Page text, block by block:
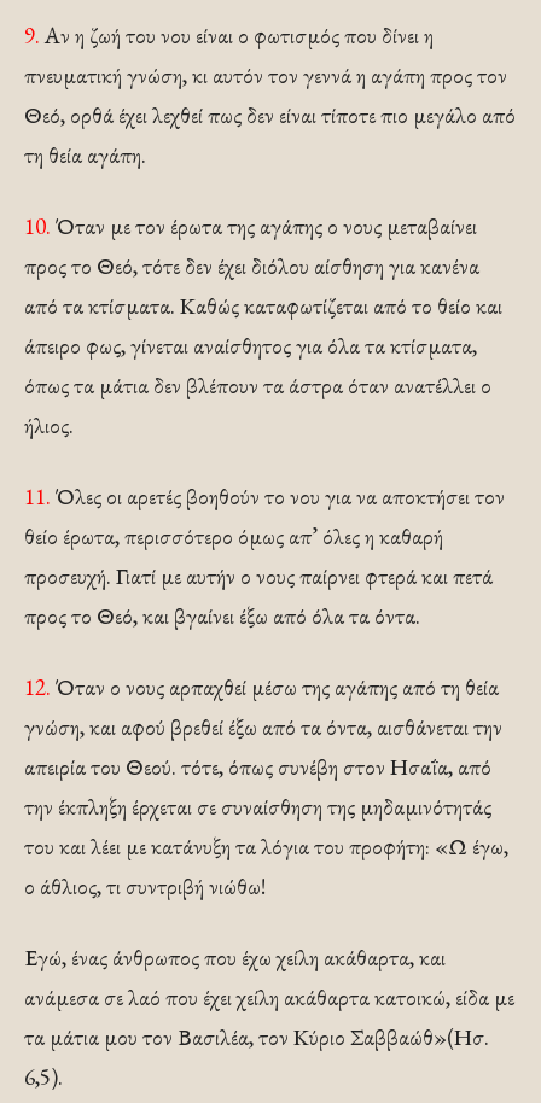
9.Αν η ζωή του νου είναι ο φωτισμός που δίνει η
πνευματική γνώση, κι αυτόν τον γεννά η αγάπη προς τον
Θεό, ορθά έχει λεχθεί πως δεν είναι τίποτε πιο μεγάλο από
τη θεία αγάπη.
10. Όταν με τον έρωτα της αγάπης ο νους μεταβαίνει
προς το Θεό, τότε δεν έχει διόλου αίσθηση για κανένα
από τα κτίσματα. Καθώς καταφωτίζεται από το θείο και
άπειρο φως, γίνεται αναίσθητος για όλα τα κτίσματα,
όπως τα μάτια δεν βλέπουν τα άστρα όταν ανατέλλει ο
ήλιος.
11. Όλες οι αρετές βοηθούν το νου για να αποκτήσει τον
θείο έρωτα, περισσότερο όμως απ’ όλες η καθαρή
προσευχή. Γιατί με αυτήν ο νους παίρνει φτερά και πετά
προς το Θεό, και βγαίνει έξω από όλα τα όντα.
12. Όταν ο νους αρπαχθεί μέσω της αγάπης από τη θεία
γνώση, και αφού βρεθεί έξω από τα όντα, αισθάνεται την
απειρία του Θεού. τότε, όπως συνέβη στον Ησαΐα, από
την έκπληξη έρχεται σε συναίσθηση της μηδαμινότητάς
του και λέει με κατάνυξη τα λόγια του προφήτη: «Ω έγω,
ο άθλιος, τι συντριβή νιώθω!
Εγώ, ένας άνθρωπος που έχω χείλη ακάθαρτα, και
ανάμεσα σε λαό που έχει χείλη ακάθαρτα κατοικώ, είδα με
τα μάτια μου τον Βασιλέα, τον Κύριο Σαββαώθ»(Ησ.
6,5).